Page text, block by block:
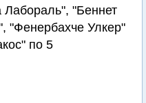
"Беннет
"Фенербахче Улкер"
по 5